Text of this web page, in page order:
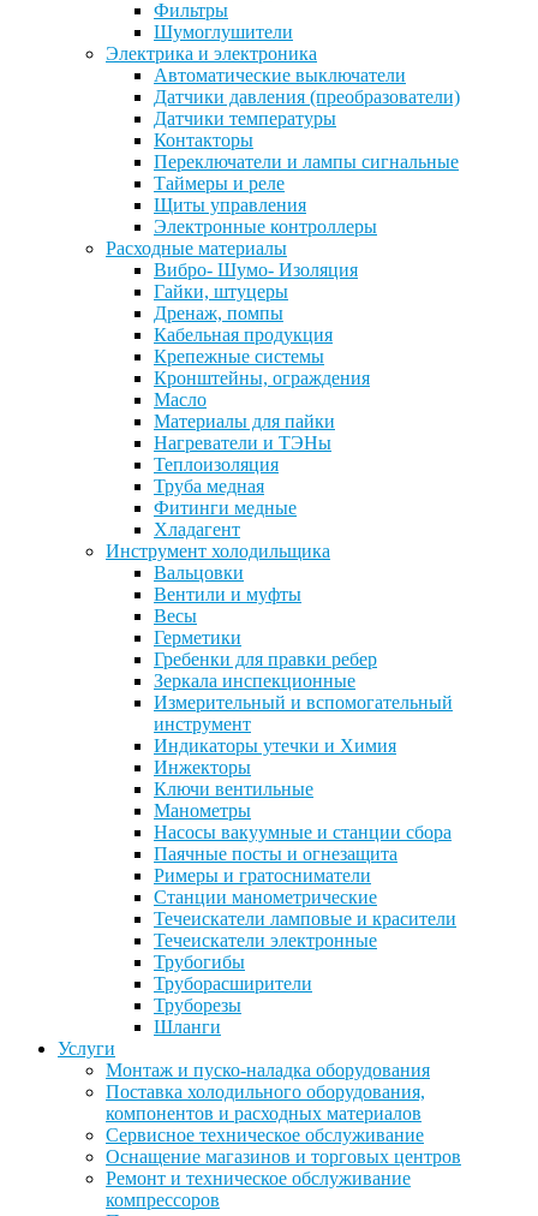
Фильтры
Шумоглушители
Электрика и электроника
Автоматические выключатели
Датчики давления (преобразователи)
Датчики температуры
Контакторы
Переключатели и лампы сигнальные
Таймеры и реле
Щиты управления
Электронные контроллеры
Расходные материалы
Вибро- Шумо- Изоляция
Гайки, штуцеры
Дренаж, помпы
Кабельная продукция
Крепежные системы
Кронштейны, ограждения
Масло
Материалы для пайки
Нагреватели и ТЭНы
Теплоизоляция
Труба медная
Фитинги медные
Хладагент
Инструмент холодильщика
Вальцовки
Вентили и муфты
Весы
Герметики
Гребенки для правки ребер
Зеркала инспекционные
Измерительный и вспомогательный
инструмент
Индикаторы утечки и Химия
Инжекторы
Ключи вентильные
Манометры
Насосы вакуумные и станции сбора
Паячные посты и огнезащита
Римеры и гратосниматели
Станции манометрические
Течеискатели ламповые и красители
Течеискатели электронные
Трубогибы
Труборасширители
Труборезы
Шланги
Услуги
Монтаж и пуско-наладка оборудования
Поставка холодильного оборудования,
компонентов и расходных материалов
Сервисное техническое обслуживание
Оснащение магазинов и торговых центров
Ремонт и техническое обслуживание
компрессоров